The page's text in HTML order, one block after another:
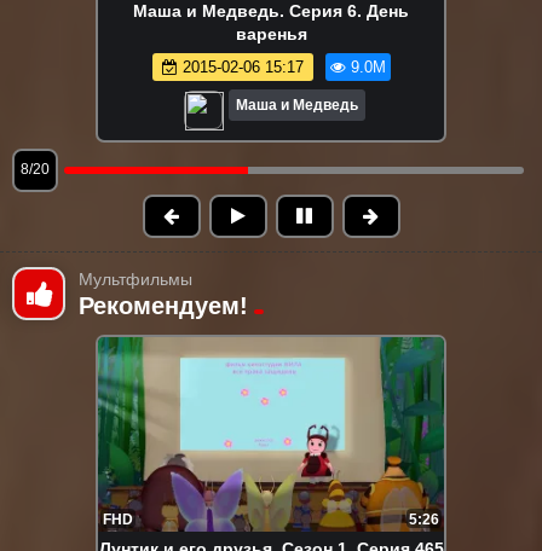
Маша и Медведь. Серия 147. Летучий
корабль
2025-04-17 11:51 9.0M
Маша и Медведь
9/20
Мультфильмы
Рекомендуем!
FHD 5:26